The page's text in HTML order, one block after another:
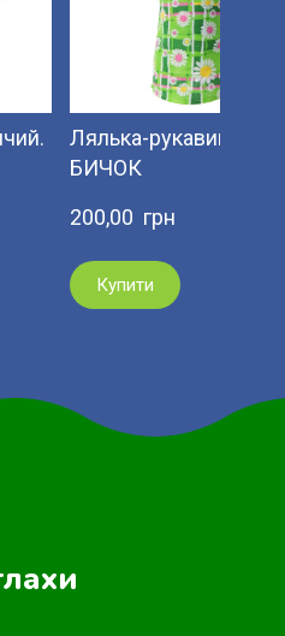
Лялька-рукавиця
БИЧОК
200,00  грн
Купити